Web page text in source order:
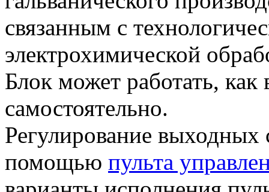
связанным с
электрохимической
Блок может работать, как
самостоятельно.
Регулирование выходных
помощью пульта